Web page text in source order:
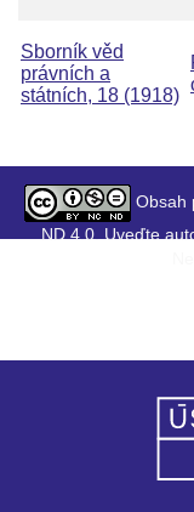
Sborník věd
právních a
státních, 18 (1918)
Obsah
ND 4.0. Uveďte